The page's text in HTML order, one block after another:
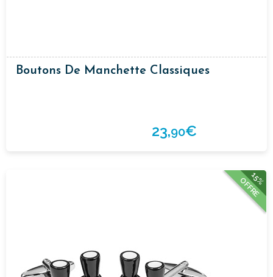
Boutons De Manchette Classiques
23,90€
15%
OFFRE